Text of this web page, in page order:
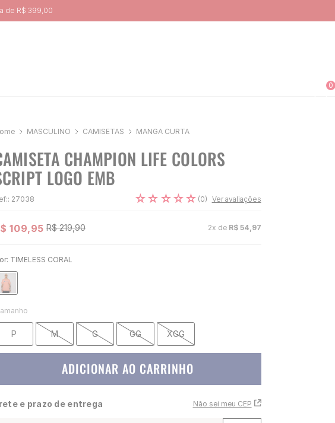
PRIMEIRA10
0
MASCULINO CAMISETAS MANGA CURTA
CHAMPION LIFE COLORS
LOGO EMB
: 27038 ☆☆ ☆☆☆ (0) Ver avaliações
109,95 R$ 219,90 2x de R$ 54 97
TIMELESS CORAL
P M G GG XGG
ADICIONAR AO CARRINHO
e prazo de entrega Não sei meu CEP